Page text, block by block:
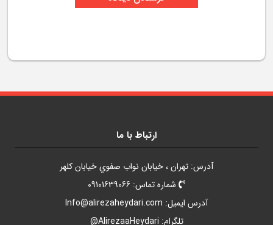
ارتباط با ما
آدرس: تهران ، خيابان نواب صفوي خيابان کلهر
شماره تماس: 09101639066
آدرس ايميل: Info@alirezaheydari.com
تلگرام: AlirezaaHeydari@